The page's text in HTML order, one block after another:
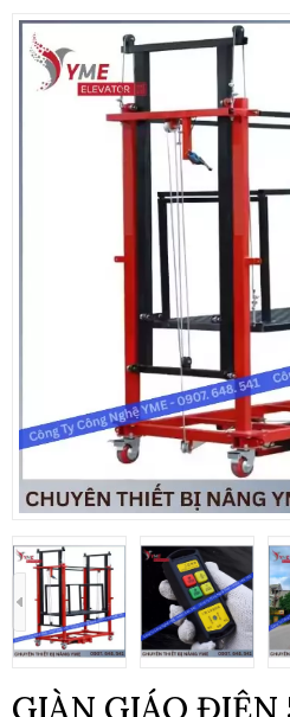
GIÀN GIÁO ĐIỆN